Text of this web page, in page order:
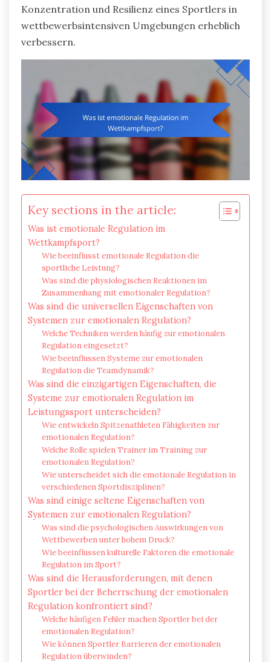
Konzentration und Resilienz eines Sportlers in
wettbewerbsintensiven Umgebungen erheblich
verbessern.
Key sections in the article:
Was ist emotionale Regulation im
Wettkampfsport?
Wie beeinflusst emotionale Regulation die
sportliche Leistung?
Was sind die physiologischen Reaktionen im
Zusammenhang mit emotionaler Regulation?
Was sind die universellen Eigenschaften von
Systemen zur emotionalen Regulation?
Welche Techniken werden häufig zur emotionalen
Regulation eingesetzt?
Wie beeinflussen Systeme zur emotionalen
Regulation die Teamdynamik?
Was sind die einzigartigen Eigenschaften, die
Systeme zur emotionalen Regulation im
Leistungssport unterscheiden?
Wie entwickeln Spitzenathleten Fähigkeiten zur
emotionalen Regulation?
Welche Rolle spielen Trainer im Training zur
emotionalen Regulation?
Wie unterscheidet sich die emotionale Regulation in
verschiedenen Sportdisziplinen?
Was sind einige seltene Eigenschaften von
Systemen zur emotionalen Regulation?
Was sind die psychologischen Auswirkungen von
Wettbewerben unter hohem Druck?
Wie beeinflussen kulturelle Faktoren die emotionale
Regulation im Sport?
Was sind die Herausforderungen, mit denen
Sportler bei der Beherrschung der emotionalen
Regulation konfrontiert sind?
Welche häufigen Fehler machen Sportler bei der
emotionalen Regulation?
Wie können Sportler Barrieren der emotionalen
Regulation überwinden?